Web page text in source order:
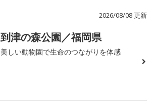
2026/08/08 更新
到津の森公園／福岡県
美しい動物園で生命のつながりを体感